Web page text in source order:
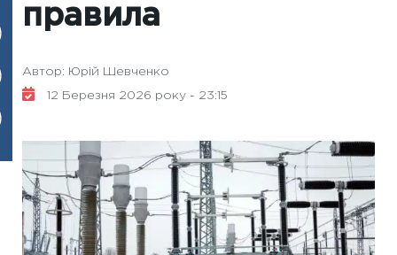
правила
Автор: Юрій Шевченко
12 Березня 2026 року - 23:15